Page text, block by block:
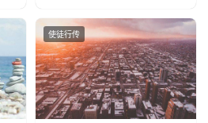
使徒行传